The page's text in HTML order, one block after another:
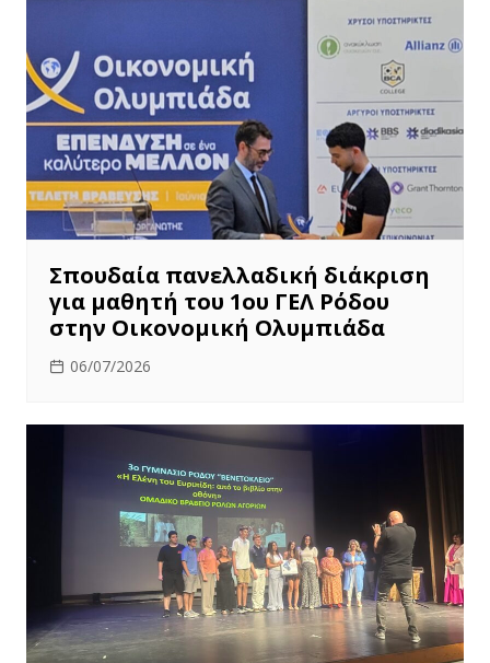
Σπουδαία πανελλαδική διάκριση
για μαθητή του 1ου ΓΕΛ Ρόδου
στην Οικονομική Ολυμπιάδα
06/07/2026